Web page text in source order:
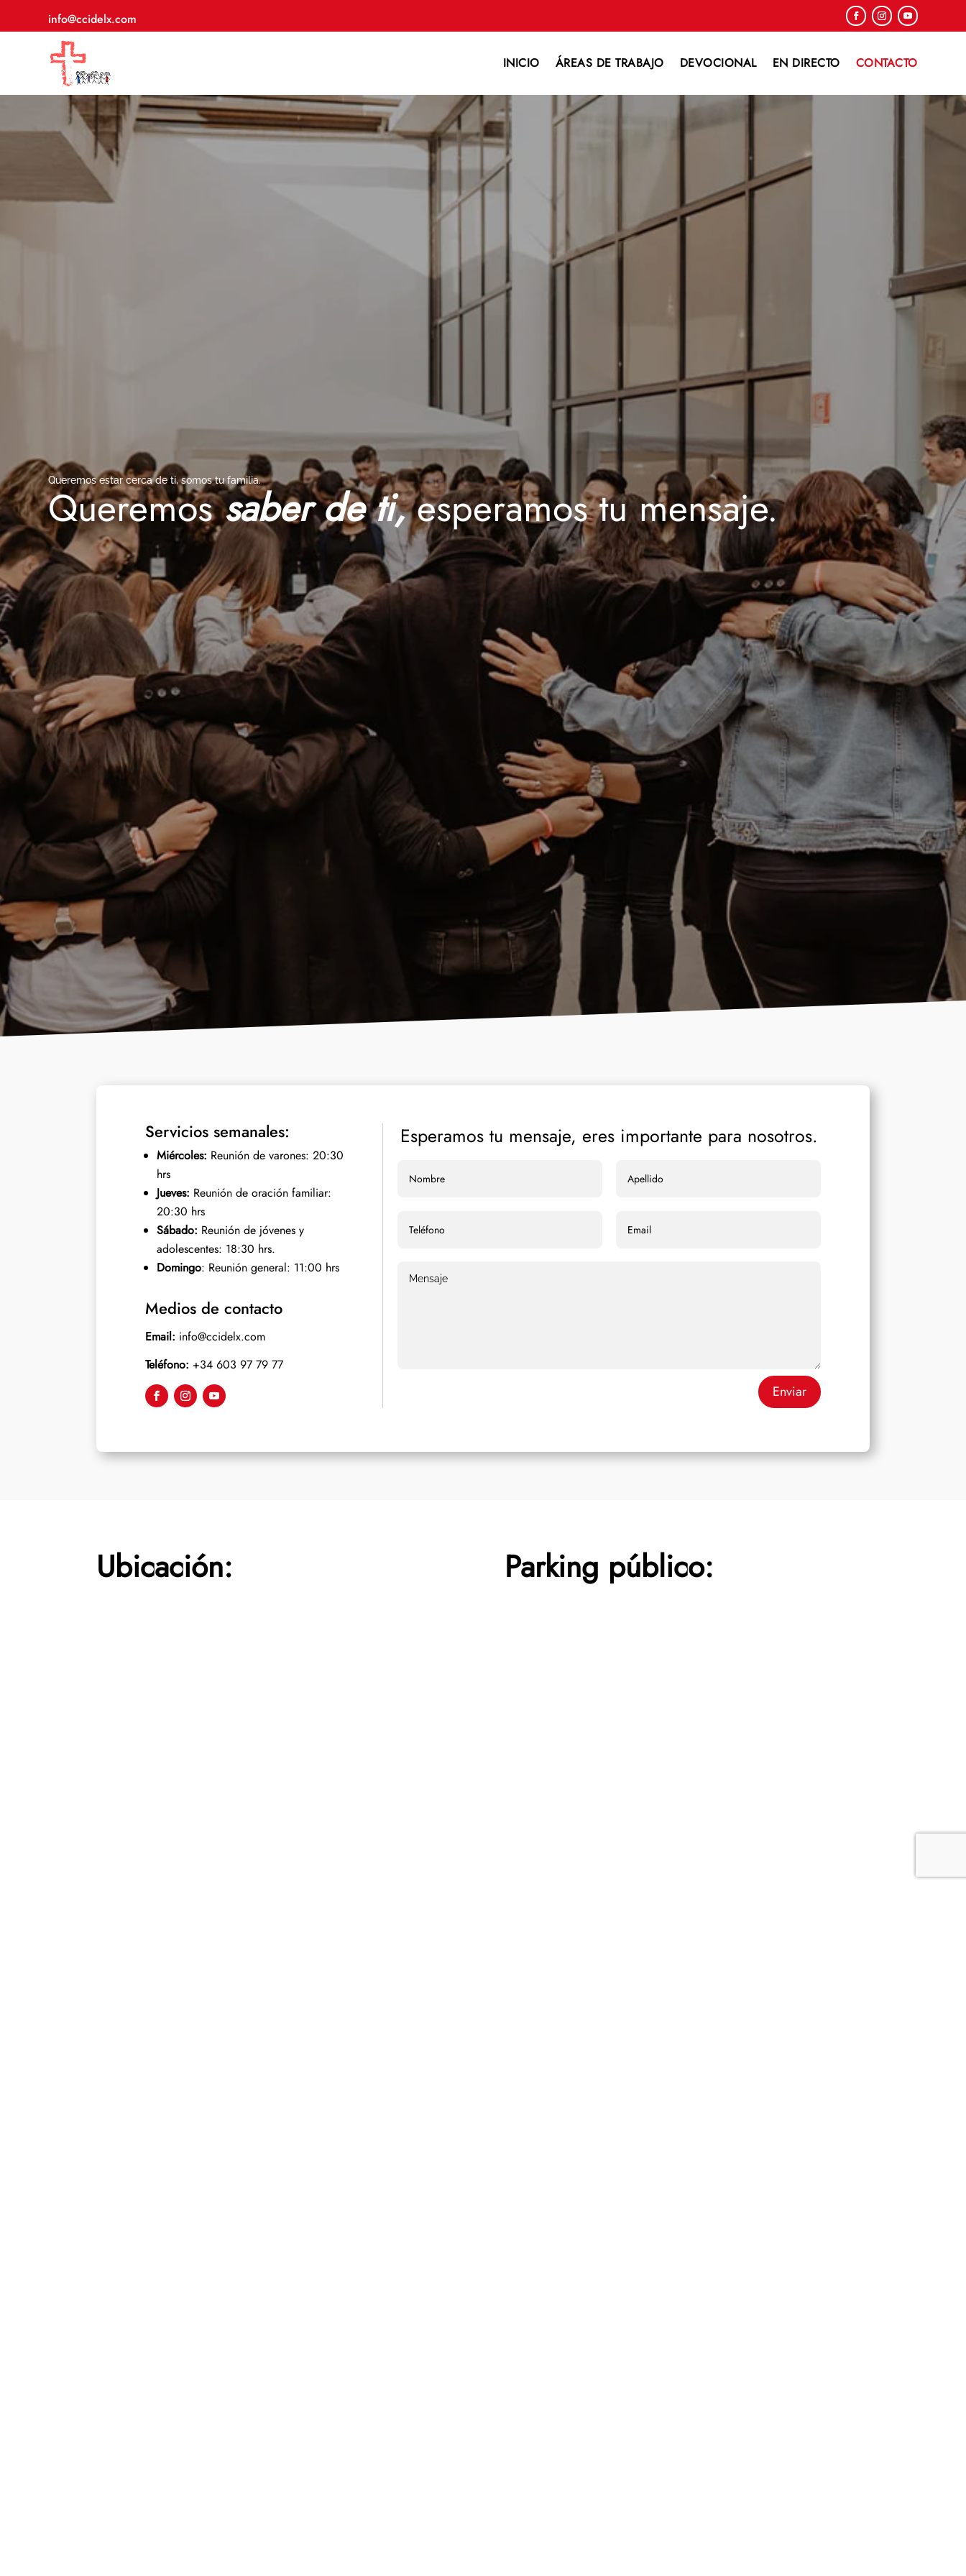
info@ccidelx.com
INICIO ÁREAS DE TRABAJO DEVOCIONAL EN DIRECTO CONTACTO
Queremos estar cerca de ti, somos tu familia.
Queremossaber de ti,esperamos tu mensaje.
Servicios semanales:
Miércoles: Reunión de varones: 20:30
hrs
Jueves: Reunión de oración familiar:
20:30 hrs
Sábado: Reunión de jóvenes y
adolescentes: 18:30 hrs.
Domingo: Reunión general: 11:00 hrs
Medios de contacto
Email: info@ccidelx.com
Teléfono: +34 603 97 79 77
Esperamos tu mensaje, eres importante para nosotros.
Enviar
Ubicación: Parking público: